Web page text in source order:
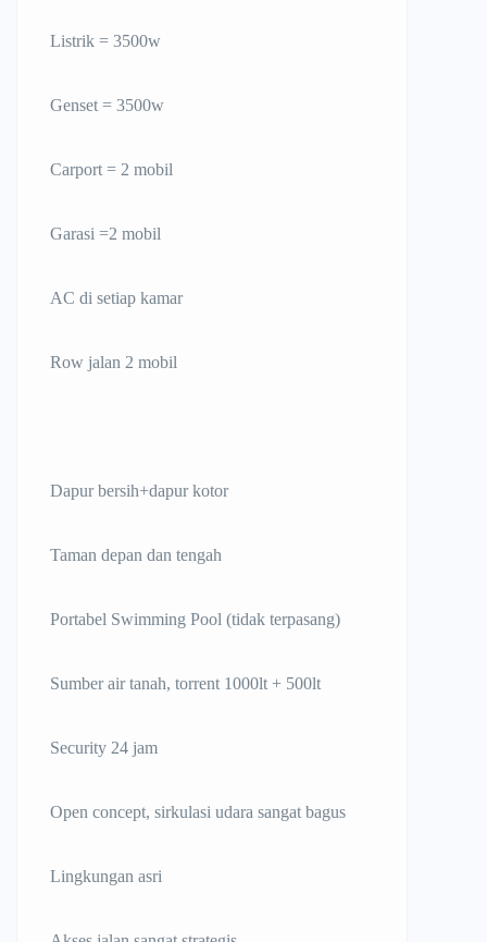
Listrik = 3500w
Genset = 3500w
Carport = 2 mobil
Garasi =2 mobil
AC di setiap kamar
Row jalan 2 mobil
Dapur bersih+dapur kotor
Taman depan dan tengah
Portabel Swimming Pool (tidak terpasang)
Sumber air tanah, torrent 1000lt + 500lt
Security 24 jam
Open concept, sirkulasi udara sangat bagus
Lingkungan asri